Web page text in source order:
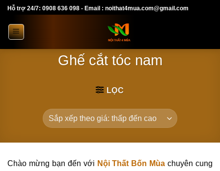
Skip
content
Hỗ trợ 24/7: 0908 636 098 - Email : noithat4mua.com@gmail.com
Ghế cắt tóc nam
LỌC
Chào mừng bạn đến với Nội Thất Bốn Mùa chuyên cung